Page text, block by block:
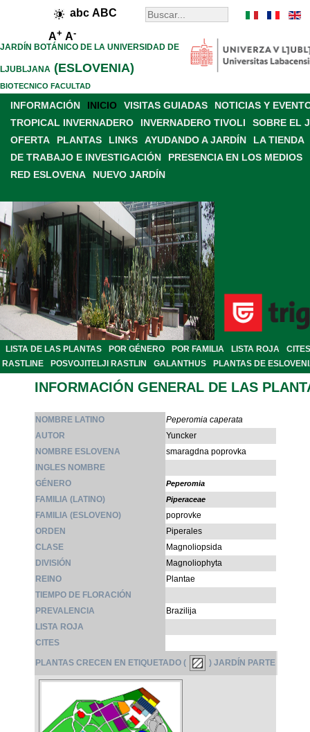
abc ABC
A+ A-
JARDÍN BOTÁNICO DE LA UNIVERSIDAD DE
LJUBLJANA (ESLOVENIA)
BIOTECNICO FACULTAD
INFORMACIÓN INICIO VISITAS GUIADAS
NOTICIAS Y
TROPICAL INVERNADERO
INVERNADERO TIVOLI
SOBRE EL
OFERTA
PLANTAS LINKS AYUDANDO A JARDÍN
LA TIENDA
DE TRABAJO E INVESTIGACIÓN
PRESENCIA EN LOS MEDIOS
RED ESLOVENA
NUEVO JARDÍN
LISTA DE LAS PLANTAS POR GÉNERO POR FAMILIA LISTA ROJA
CITES
RASTLINE
POSVOJITELJI RASTLIN GALANTHUS PLANTAS DE
INFORMACIÓN GENERAL DE LAS
NOMBRE LATINO
Peperomia caperata
AUTOR
Yuncker
NOMBRE ESLOVENA
smaragdna poprovka
INGLES NOMBRE
GÉNERO
Peperomia
FAMILIA (LATINO) Piperaceae
FAMILIA (ESLOVENO)
poprovke
ORDEN
Piperales
CLASE
Magnoliopsida
DIVISIÓN
Magnoliophyta
REINO
Plantae
TIEMPO DE FLORACIÓN
PREVALENCIA
Brazilija
LISTA ROJA
CITES
PLANTAS CRECEN EN ETIQUETADO ( ) JARDÍN PARTE